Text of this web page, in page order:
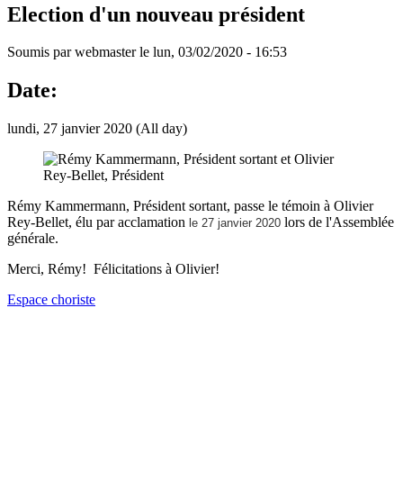
Election d'un nouveau président
Soumis parwebmasterle lun, 03/02/2020 - 16:53
Date:
lundi, 27 janvier 2020 (All day)
Rémy Kammermann, Président sortant, passe le témoin à Olivier
Rey-Bellet, élu par acclamation le 27 janvier 2020 lors de l'Assemblée
générale.
Merci, Rémy! Félicitations à Olivier!
Espace choriste